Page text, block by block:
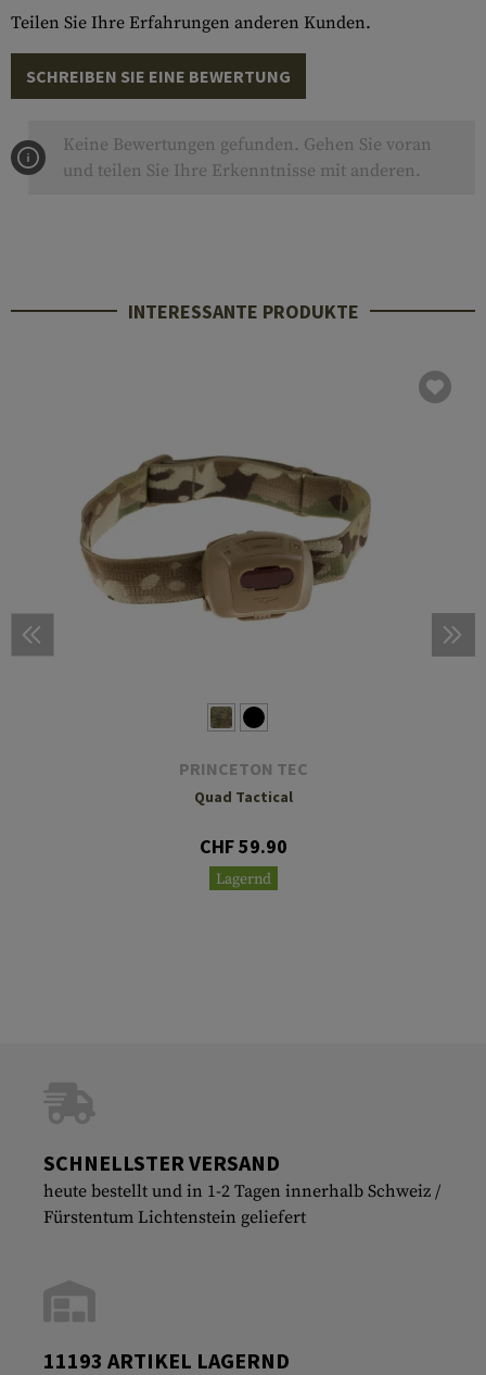
Teilen Sie Ihre Erfahrungen anderen Kunden.
SCHREIBEN SIE EINE BEWERTUNG
Keine Bewertungen gefunden. Gehen Sie voran
und teilen Sie Ihre Erkenntnisse mit anderen.
INTERESSANTE PRODUKTE
PRINCETON TEC
Quad Tactical
CHF 59.90
Lagernd
SCHNELLSTER VERSAND
heute bestellt und in 1-2 Tagen innerhalb Schweiz /
Fürstentum Lichtenstein geliefert
11193 ARTIKEL LAGERND